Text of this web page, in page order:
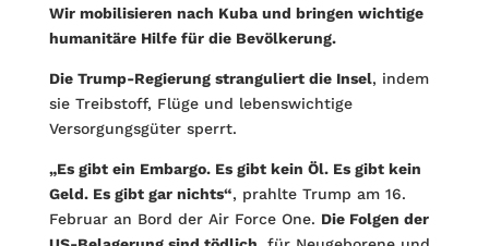
Wir mobilisieren nach Kuba und bringen wichtige
humanitäre Hilfe für die Bevölkerung.
Die Trump-Regierung stranguliert die Insel, indem
sie Treibstoff, Flüge und lebenswichtige
Versorgungsgüter sperrt.
„Es gibt ein Embargo. Es gibt kein Öl. Es gibt kein
Geld. Es gibt gar nichts“, prahlte Trump am 16.
Februar an Bord der Air Force One. Die Folgen der